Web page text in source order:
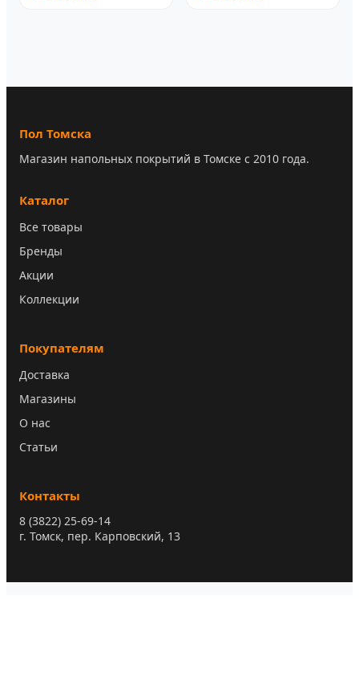
Пол Томска
Магазин напольных покрытий в Томске с 2010 года.
Каталог
Все товары
Бренды
Акции
Коллекции
Покупателям
Доставка
Магазины
О нас
Статьи
Контакты
8 (3822) 25-69-14
г. Томск, пер. Карповский, 13